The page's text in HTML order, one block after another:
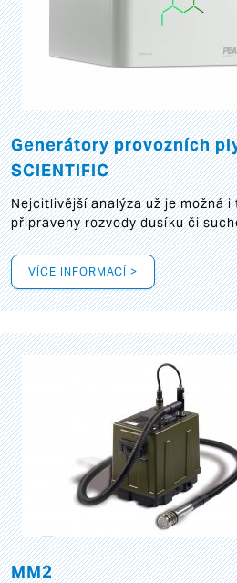
Generátory provozních
SCIENTIFIC
Nejcitlivější analýza už je možná i
připraveny rozvody dusíku či
VÍCE INFORMACÍ >
MM2